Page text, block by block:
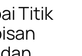
Titik